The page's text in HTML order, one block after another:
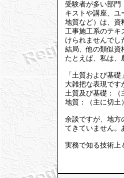
受験者が多い部門
キストや講座、ユ
地質など）は、資
工事施工系のテキ
けられませんでし
結局、他の類似資
たとえば、私は、
「土質および基
大雑把な表現です
土質及び基礎：（
地質：（主に切土
余談ですが、地方
てきていません。
実務で知る技術上